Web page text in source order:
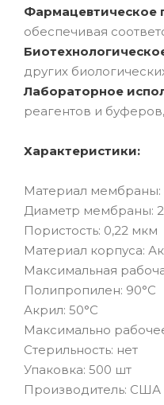
Фармацевтическое
обеспечивая
других
Лабораторное
реагентов и
Характеристики:
Материал
Диаметр мембраны:
Пористость: 0,22 мкм
Материал корпуса:
Максимальная
Полипропилен: 90°C
Акрил: 50°C
Максимально
Стерильность: нет
Упаковка: 500 шт
Производитель: США